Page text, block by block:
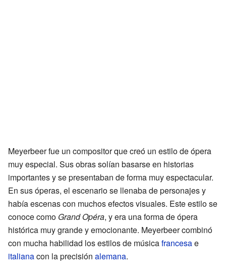
Meyerbeer fue un compositor que creó un estilo de ópera
muy especial. Sus obras solían basarse en historias
importantes y se presentaban de forma muy espectacular.
En sus óperas, el escenario se llenaba de personajes y
había escenas con muchos efectos visuales. Este estilo se
conoce como Grand Opéra, y era una forma de ópera
histórica muy grande y emocionante. Meyerbeer combinó
con mucha habilidad los estilos de músicafrancesae
italianacon la precisión alemana.